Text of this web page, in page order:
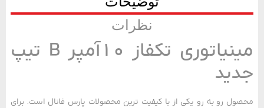
نظرات
مینیاتوری تکفاز 10آمپر B تیپ
رو به رو یکی از با کیفیت ترین محصولات پارس فانال است. برای